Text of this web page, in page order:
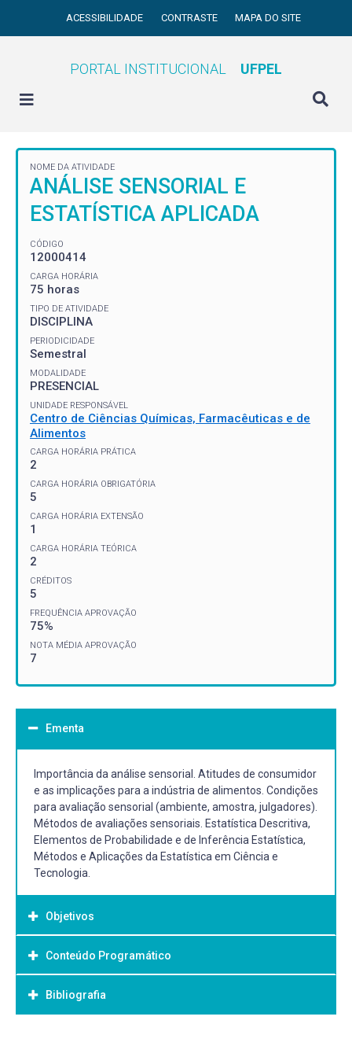
ACESSIBILIDADE CONTRASTE MAPA DO SITE
PORTAL INSTITUCIONAL UFPEL
NOME DA ATIVIDADE
ANÁLISE SENSORIAL E
ESTATÍSTICA APLICADA
CÓDIGO
12000414
CARGA HORÁRIA
75 horas
TIPO DE ATIVIDADE
DISCIPLINA
PERIODICIDADE
Semestral
MODALIDADE
PRESENCIAL
UNIDADE RESPONSÁVEL
Centro de Ciências Químicas, Farmacêuticas e de
Alimentos
CARGA HORÁRIA PRÁTICA
2
CARGA HORÁRIA OBRIGATÓRIA
5
CARGA HORÁRIA EXTENSÃO
1
CARGA HORÁRIA TEÓRICA
2
CRÉDITOS
5
FREQUÊNCIA APROVAÇÃO
75%
NOTA MÉDIA APROVAÇÃO
7
Ementa
Importância da análise sensorial. Atitudes de consumidor
e as implicações para a indústria de alimentos. Condições
para avaliação sensorial (ambiente, amostra, julgadores).
Métodos de avaliações sensoriais. Estatística Descritiva,
Elementos de Probabilidade e de Inferência Estatística,
Métodos e Aplicações da Estatística em Ciência e
Tecnologia.
Objetivos
Objetivo Geral:
Capacitar o discente a conhecer a importância da análise
sensorial de alimentos e satisfazer as expectativas dos
Conteúdo Programático
Bibliografia